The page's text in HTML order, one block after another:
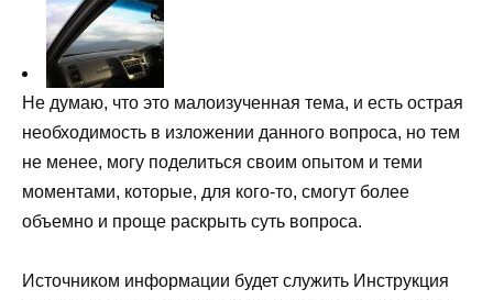
Не думаю, что это малоизученная тема, и есть острая
необходимость в изложении данного вопроса, но тем
не менее, могу поделиться своим опытом и теми
моментами, которые, для кого-то, смогут более
объемно и проще раскрыть суть вопроса.
Источником информации будет служить Инструкция